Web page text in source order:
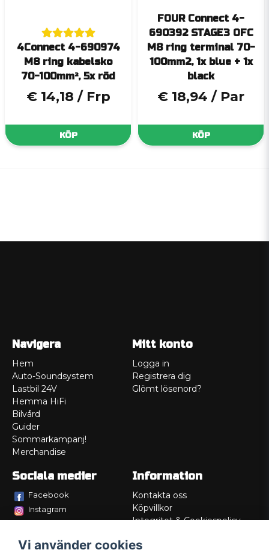
4Connect 4-690974
M8 ring kabelsko
70-100mm², 5x röd
€ 14,18 / Frp
KÖP
FOUR Connect 4-
690392 STAGE3 OFC
M8 ring terminal 70-
100mm2, 1x blue + 1x
black
€ 18,94 / Par
KÖP
Navigera
Hem
Auto-Soundsystem
Lastbil 24V
Hemma HiFi
Bilvård
Guider
Sommarkampanj!
Merchandise
Mitt konto
Logga in
Registrera dig
Glömt lösenord?
Sociala medier
Facebook
Instagram
Information
Kontakta oss
Köpvillkor
Integritet & Cookiespolicy
Service/Garanti
Vi använder cookies